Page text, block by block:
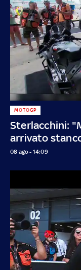
Sterlacchini:
arrivato
MOTOGP
08 ago - 14:09